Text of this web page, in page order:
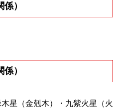
）
）
星（金剋木）・九紫火星（火